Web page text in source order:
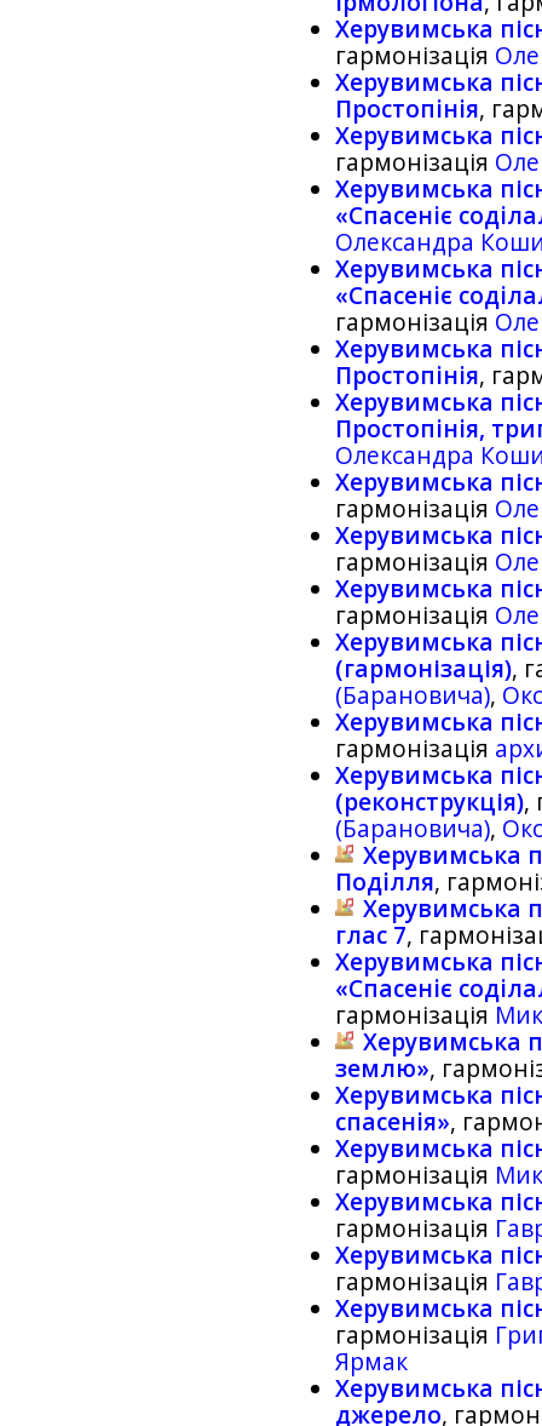
Херувимська
гармонізація
Херувимська
Простопiнiя,
Херувимська
гармонізація
Херувимська
«Спасенiє
Олександра
Херувимська
«Спасенiє
гармонізація
Херувимська
Простопiнiя,
Херувимська
Простопiнiя,
Олександра
Херувимська
гармонізація
Херувимська
гармонізація
Херувимська
гармонізація
Херувимська
(гармонізація),
(Барановича),
Херувимська
гармонізація
Херувимська
(реконструкція),
(Барановича),
Херувимська
Подiлля,
Херувимська
глас 7,
Херувимська
«Спасенiє
гармонізація
Херувимська
землю»,
Херувимська
спасенiя»,
Херувимська
гармонізація
Херувимська
гармонізація
Херувимська
гармонізація
Херувимська
гармонізація
Ярмак
Херувимська
джерело,